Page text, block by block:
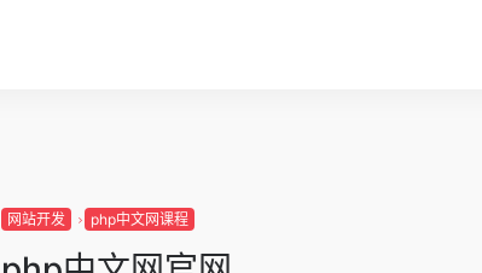
网站开发 php中文网课程